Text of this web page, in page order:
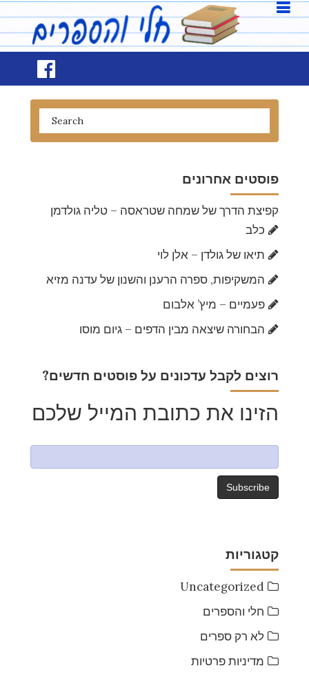
פוסטים אחרונים
קפיצת הדרך של שמחה שטראסה – טליה גולדמן
כלב
תיאו של גולדן – אלן לוי
המשקיפות, ספרה הרענן והשנון של עדנה מזיא
פעמיים – מיץ’ אלבום
הבחורה שיצאה מבין הדפים – גיום מוסו
?רוצים לקבל עדכונים על פוסטים חדשים
הזינו את כתובת המייל שלכם
קטגוריות
Uncategorized
חלי והספרים
לא רק ספרים
מדיניות פרטיות